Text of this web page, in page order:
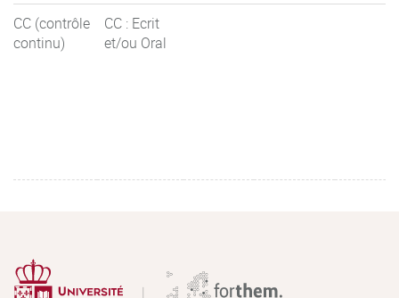
CC (contrôle
continu)
CC : Ecrit
et/ou Oral